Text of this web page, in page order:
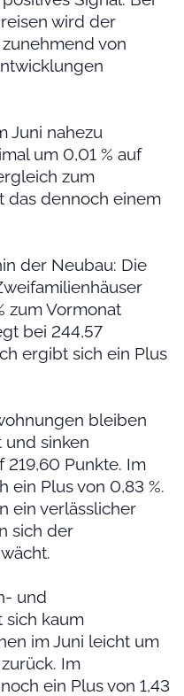
wird der
von
Juni nahezu
um 0,01 % auf
zum
das dennoch einem
der Neubau: Die
zum Vormonat
bei 244,57
ergibt sich ein Plus
bleiben
und sinken
219,60 Punkte. Im
ein Plus von 0,83 %.
ein verlässlicher
sich der
und
sich kaum
im Juni leicht um
Im
ein Plus von 1,43